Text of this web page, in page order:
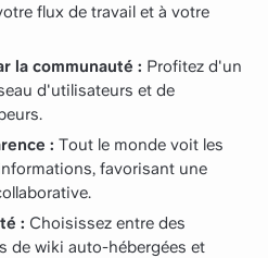
flux de travail et à votre
la communauté : Profitez d'un
d'utilisateurs et de
: Tout le monde voit les
favorisant une
: Choisissez entre des
de wiki auto-hébergées et